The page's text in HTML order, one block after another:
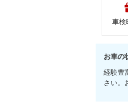
車検
お車の
経験豊
さい。